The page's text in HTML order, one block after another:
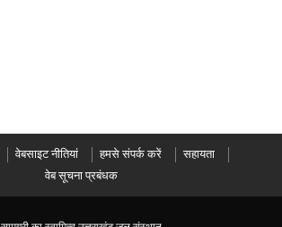
वेबसाइट नीतियां हमसे संपर्क करें
सहायता
वेब सूचना प्रबंधक